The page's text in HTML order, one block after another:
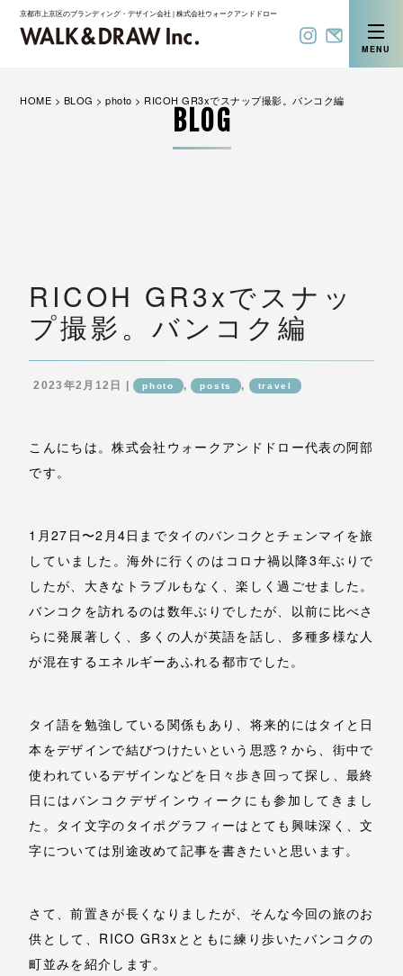
京都市上京区のブランディング・デザイン会社 | 株式会社ウォークアンドドロー
MENU
HOME > BLOG >photo > RICOH GR3xでスナップ撮影。バンコク編
BLOG
RICOH GR3xでスナッ
プ撮影。バンコク編
2023年2月12日 | photo , posts , travel
こんにちは。株式会社ウォークアンドドロー代表の阿部
です。
1月27日〜2月4日までタイのバンコクとチェンマイを旅
していました。海外に行くのはコロナ禍以降3年ぶりで
したが、大きなトラブルもなく、楽しく過ごせました。
バンコクを訪れるのは数年ぶりでしたが、以前に比べさ
らに発展著しく、多くの人が英語を話し、多種多様な人
が混在するエネルギーあふれる都市でした。
タイ語を勉強している関係もあり、将来的にはタイと日
本をデザインで結びつけたいという思惑？から、街中で
使われているデザインなどを日々歩き回って探し、最終
日にはバンコクデザインウィークにも参加してきまし
た。タイ文字のタイポグラフィーはとても興味深く、文
字については別途改めて記事を書きたいと思います。
さて、前置きが長くなりましたが、そんな今回の旅のお
供として、RICO GR3xとともに練り歩いたバンコクの
町並みを紹介します。